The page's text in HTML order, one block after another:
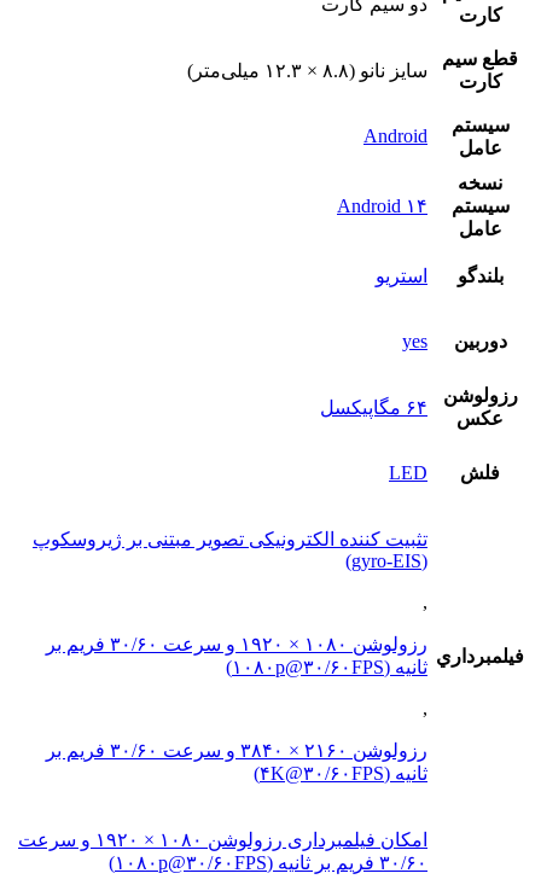
کارت
دو سيم کارت
قطع سيم
کارت
سایز نانو (۸.۸ × ۱۲.۳ میلی‌متر)
سيستم
عامل
Android
نسخه
سيستم
عامل
Android ۱۴
بلندگو استريو
دوربين yes
رزولوشن
عکس
۶۴ مگاپیکسل
فلش LED
فيلمبرداري
تثبیت کننده الکترونیکی تصویر مبتنی بر ژیروسکوپ
(gyro-EIS)
,
رزولوشن ۱۰۸۰ × ۱۹۲۰ و سرعت ۳۰/۶۰ فریم بر
ثانیه (۱۰۸۰p@۳۰/۶۰FPS)
,
رزولوشن ۲۱۶۰ × ۳۸۴۰ و سرعت ۳۰/۶۰ فریم بر
ثانیه (۴K@۳۰/۶۰FPS)
امکان فیلمبرداری رزولوشن ۱۰۸۰ × ۱۹۲۰ و سرعت
۳۰/۶۰ فریم بر ثانیه (۱۰۸۰p@۳۰/۶۰FPS)